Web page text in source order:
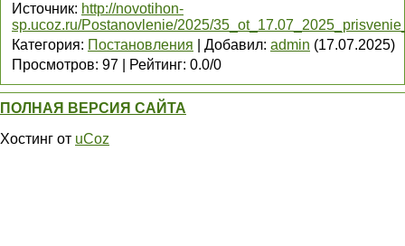
Источник: http://novotihon-
sp.ucoz.ru/Postanovlenie/2025/
Категория: Постановления Добавил: admin (17.07.2025)
Просмотров: 97 Рейтинг: 0.0/0
ПОЛНАЯ ВЕРСИЯ САЙТА
Хостинг от uCoz